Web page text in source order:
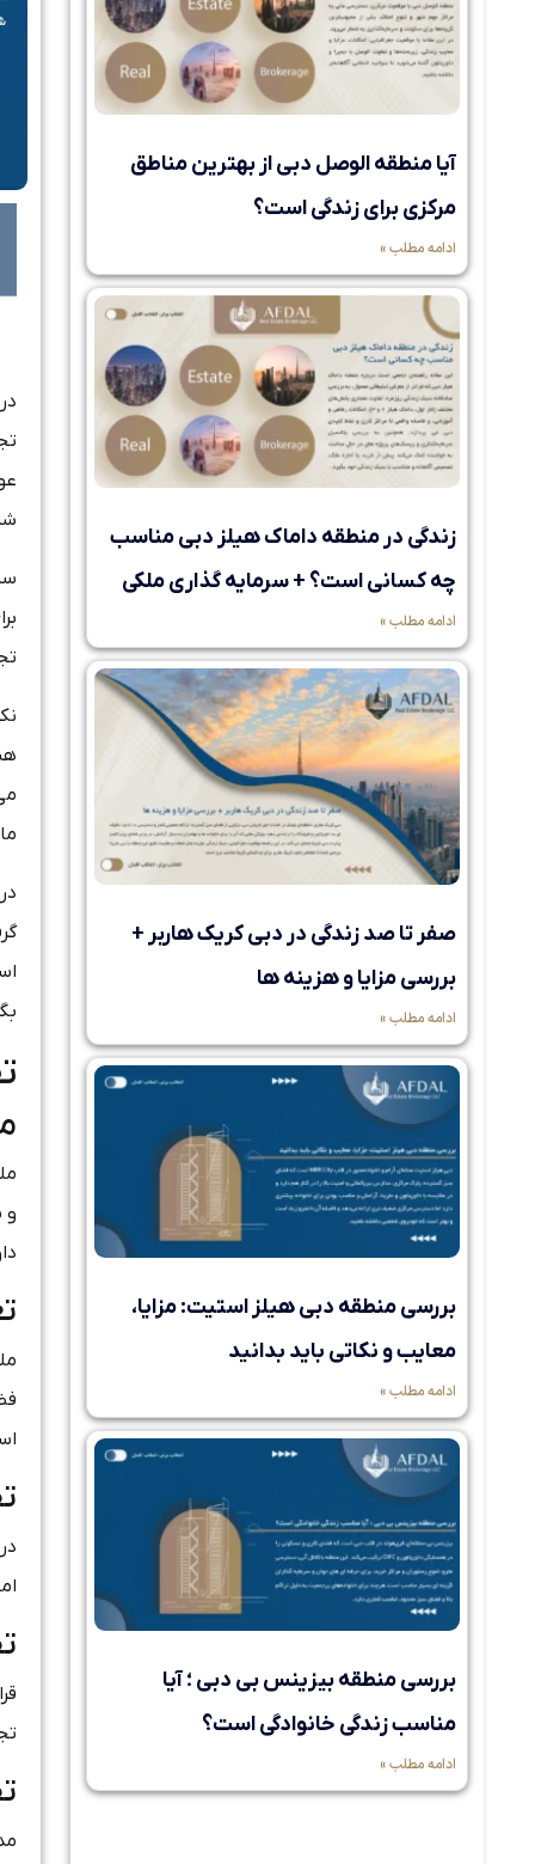
آیا منطقه الوصل دبی از بهترین مناطق
مرکزی برای زندگی است؟
ادامه مطلب »
زندگی در منطقه داماک هیلز دبی مناسب
چه کسانی است؟ + سرمایه گذاری ملکی
ادامه مطلب »
صفر تا صد زندگی در دبی کریک هاربر +
بررسی مزایا و هزینه ها
ادامه مطلب »
بررسی منطقه دبی هیلز استیت: مزایا،
معایب و نکاتی باید بدانید
ادامه مطلب »
بررسی منطقه بیزینس بی دبی ؛ آیا
مناسب زندگی خانوادگی است؟
ادامه مطلب »